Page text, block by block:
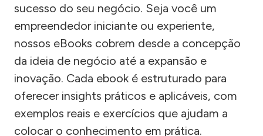
sucesso do seu negócio. Seja você um
empreendedor iniciante ou experiente,
nossos eBooks cobrem desde a concepção
da ideia de negócio até a expansão e
inovação. Cada ebook é estruturado para
oferecer insights práticos e aplicáveis, com
exemplos reais e exercícios que ajudam a
colocar o conhecimento em prática.